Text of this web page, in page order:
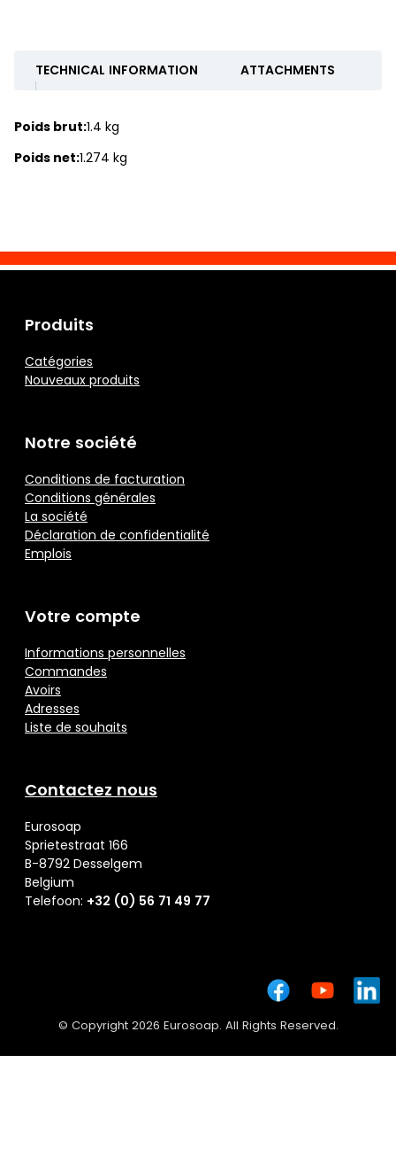
TECHNICAL INFORMATION ATTACHMENTS
Poids brut:1.4 kg
Poids net:1.274 kg
Produits
Catégories
Nouveaux produits
Notre société
Conditions de facturation
Conditions générales
La société
Déclaration de confidentialité
Emplois
Votre compte
Informations personnelles
Commandes
Avoirs
Adresses
Liste de souhaits
Contactez nous
Eurosoap
Sprietestraat 166
B-8792 Desselgem
Belgium
Telefoon: +32 (0) 56 71 49 77
© Copyright 2026 Eurosoap. All Rights Reserved.